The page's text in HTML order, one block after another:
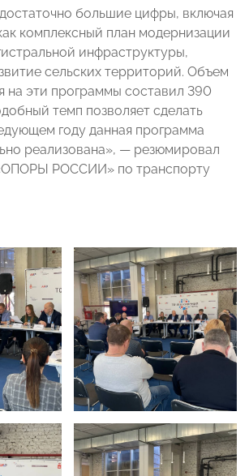
большие цифры, включая
комплексный план модернизации
инфраструктуры,
сельских территорий. Объем
на эти программы составил 390
темп позволяет сделать
году данная программа
реализована», — резюмировал
РОССИИ» по транспорту